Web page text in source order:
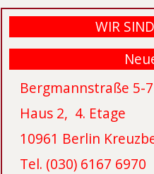
WIR
Bergmannstraße 5-7
Haus 2, 4. Etage
10961 Berlin
Tel. (030) 6167 6970